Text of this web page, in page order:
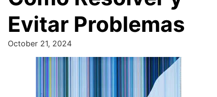
Evitar Problemas
October 21, 2024